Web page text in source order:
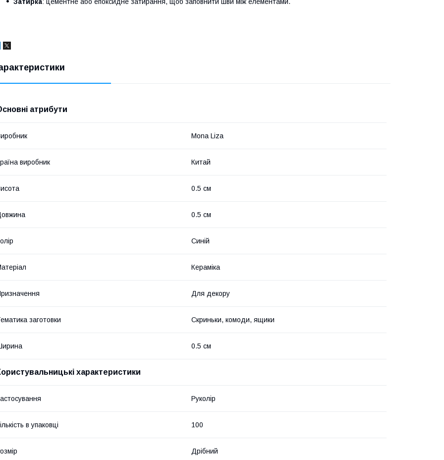
атрибути
Mona Liza
виробник Китай
0.5 см
0.5 см
Синій
Кераміка
Для декору
заготовки Скриньки, комоди, ящики
0.5 см
характеристики
Руколір
в упаковці 100
Дрібний